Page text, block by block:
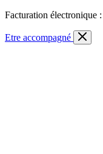
Skip
content
Facturation électronique
Etre accompagné